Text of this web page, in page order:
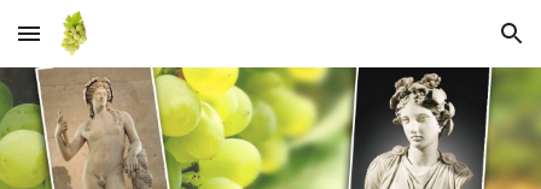
Skip to main content Skip to navigation